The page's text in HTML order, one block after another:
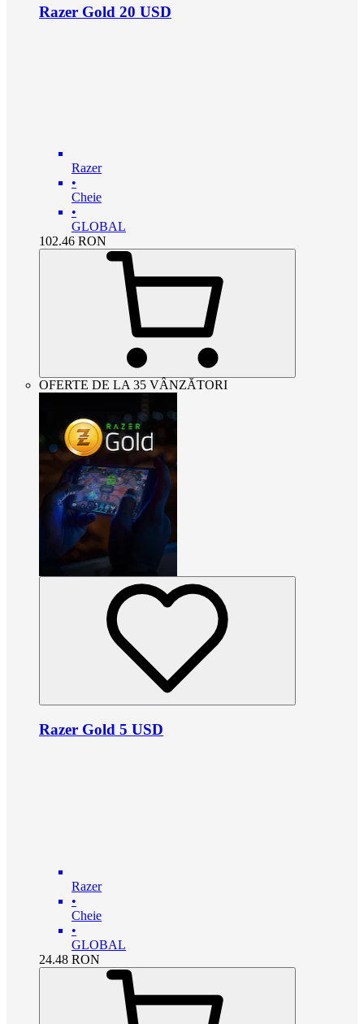
Razer Gold 20 USD
Razer
•
Cheie
•
GLOBAL
102.46 RON
OFERTE DE LA 35 VÂNZĂTORI
Razer Gold 5 USD
Razer
•
Cheie
•
GLOBAL
24.48 RON